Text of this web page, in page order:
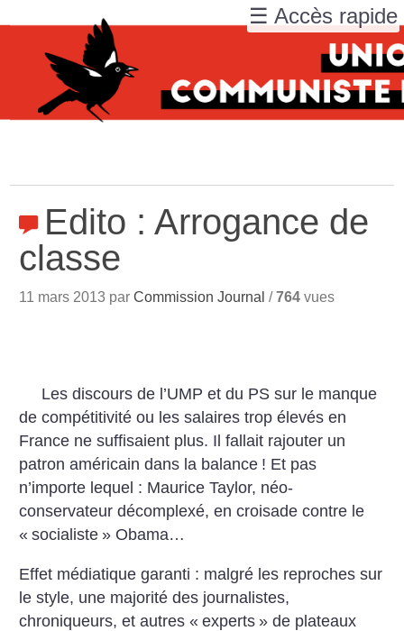
Edito : Arrogance de
classe
11 mars 2013 parCommission Journal /764 vues
Les discours de l’UMP et du PS sur le manque
de compétitivité ou les salaires trop élevés en
France ne suffisaient plus. Il fallait rajouter un
patron américain dans la balance ! Et pas
n’importe lequel : Maurice Taylor, néo-
conservateur décomplexé, en croisade contre le
« socialiste » Obama…
Effet médiatique garanti : malgré les reproches sur
le style, une majorité des journalistes,
chroniqueurs, et autres « experts » de plateaux
☰ Accès rapide